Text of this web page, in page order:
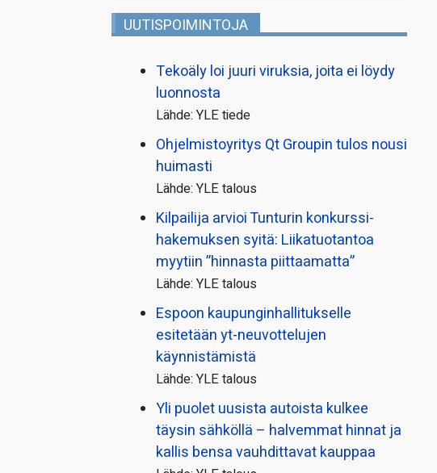
UUTISPOIMINTOJA
Tekoäly loi juuri viruksia, joita ei löydy
luonnosta
Lähde: YLE tiede
Ohjelmistoyritys Qt Groupin tulos nousi
huimasti
Lähde: YLE talous
Kilpailija arvioi Tunturin konkurssi­
hakemuksen syitä: Liikatuotantoa
myytiin ”hinnasta piittaamatta”
Lähde: YLE talous
Espoon kaupungin­hallitukselle
esitetään yt-neuvottelujen
käynnistämistä
Lähde: YLE talous
Yli puolet uusista autoista kulkee
täysin sähköllä – halvemmat hinnat ja
kallis bensa vauhdittavat kauppaa